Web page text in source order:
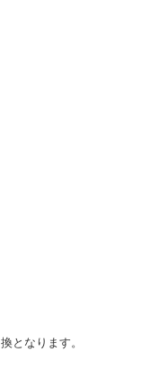
となります。